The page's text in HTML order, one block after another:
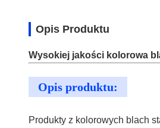
Opis Produktu
Wysokiej jakości kolorowa
Opis produktu:
Produkty z kolorowych blach